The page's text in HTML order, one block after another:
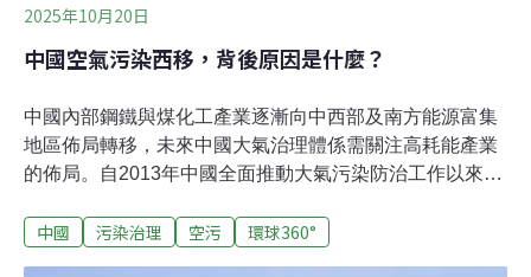
2025年10月20日
中國空氣污染西移，背後原因是什麼？
中國內部鋼鐵與煤化工產業逐漸向中西部及南方能源富集
地區佈局轉移，未來中國大氣治理體係需關注高耗能產業
的佈局。自2013年中國全面推動大氣污染防治工作以來，
「空氣品質生命指數」數據顯示，從2014～2022年，中國
中國 污染治理 空污 環球360°